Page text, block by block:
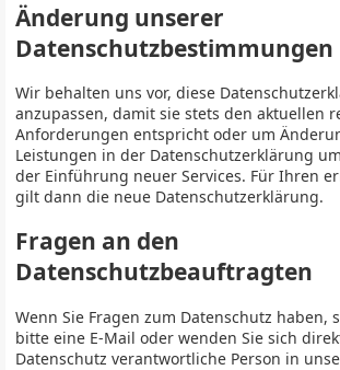
Änderung unserer
Datenschutzbestimmungen
Wir behalten uns vor, diese
anzupassen, damit sie stets den aktuellen
Anforderungen entspricht oder um
Leistungen in der Datenschutzerklärung
der Einführung neuer Services. Für Ihren
gilt dann die neue Datenschutzerklärung.
Fragen an den
Datenschutzbeauftragten
Wenn Sie Fragen zum Datenschutz haben,
bitte eine E-Mail oder wenden Sie sich
Datenschutz verantwortliche Person in